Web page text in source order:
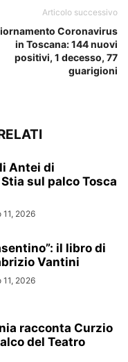
Articolo successivo
Coronavirus
in Toscana: 144 nuovi
positivi, 1 decesso, 77
guarigioni
Antei di
sul palco Tosca
11, 2026
il libro di
Vantini
11, 2026
racconta Curzio
del Teatro